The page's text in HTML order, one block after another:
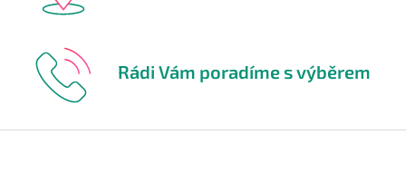
Rádi Vám poradíme s výběrem